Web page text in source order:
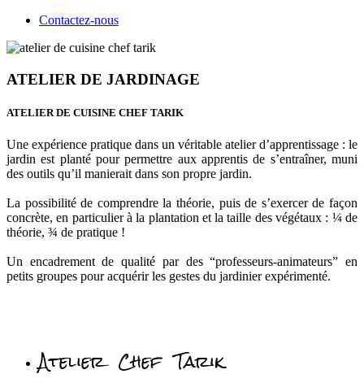
Contactez-nous
ATELIER DE JARDINAGE
ATELIER DE CUISINE CHEF TARIK
Une expérience pratique dans un véritable atelier d’apprentissage : le
jardin est planté pour permettre aux apprentis de s’entraîner, muni
des outils qu’il manierait dans son propre jardin.
La possibilité de comprendre la théorie, puis de s’exercer de façon
concrète, en particulier à la plantation et la taille des végétaux : ¼ de
théorie, ¾ de pratique !
Un encadrement de qualité par des “professeurs-animateurs” en
petits groupes pour acquérir les gestes du jardinier expérimenté.
Atelier Chef Tarik